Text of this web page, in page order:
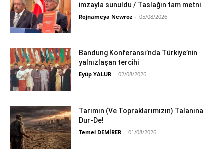
imzayla sunuldu / Taslağın tam metni
Rojnameya Newroz - 05/08/2026
Bandung Konferansı’nda Türkiye’nin
yalnızlaşan tercihi
Eyüp YALUR - 02/08/2026
Tarımın (Ve Topraklarımızın) Talanına
Dur-De!
Temel DEMİRER - 01/08/2026